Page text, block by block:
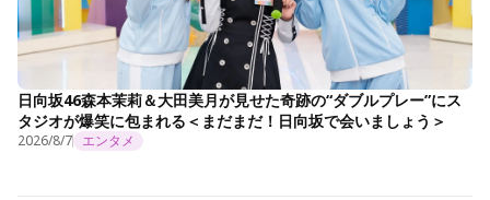
日向坂46森本茉莉＆大田美月が見せた奇跡の“ダブルプレー”にス
タジオが爆笑に包まれる＜まだまだ！日向坂で会いましょう＞
2026/8/7 エンタメ